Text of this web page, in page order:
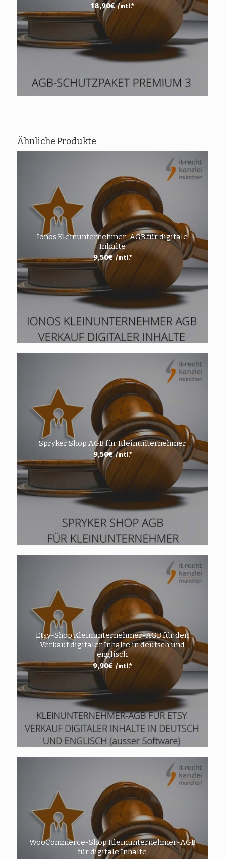
18,90€ /mtl.*
Ähnliche Produkte
Ionos Kleinunternehmer-AGB für digitale
Inhalte
9,50€ /mtl.*
Spryker Shop AGB für Kleinunternehmer
9,50€ /mtl.*
Etsy-Shop Kleinunternehmer-AGB für den
Verkauf digitaler Inhalte in deutsch und
englisch
9,90€ /mtl.*
WooCommerce-Shop Kleinunternehmer-AGB
für digitale Inhalte